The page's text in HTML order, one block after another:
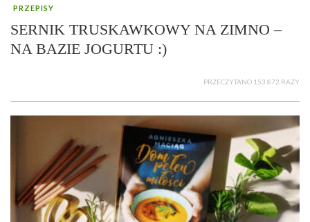
PRZEPISY
SERNIK TRUSKAWKOWY NA ZIMNO –
NA BAZIE JOGURTU :)
PRZECZYTANO 153 872 RAZY